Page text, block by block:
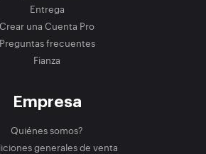
Entrega
Crear una Cuenta Pro
Preguntas frecuentes
Fianza
Empresa
Quiénes somos?
generales de venta